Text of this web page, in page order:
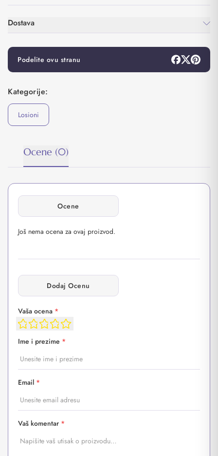
Dostava
Podelite ovu stranu
Kategorije:
Losioni
Ocene (0)
Ocene
Još nema ocena za ovaj proizvod.
Dodaj Ocenu
Vaša ocena *
Ime i prezime *
Email *
Vaš komentar *